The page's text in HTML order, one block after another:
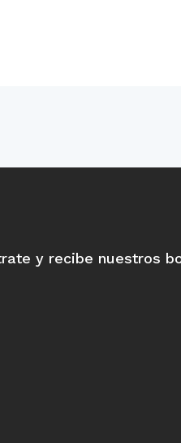
y recibe nuestros